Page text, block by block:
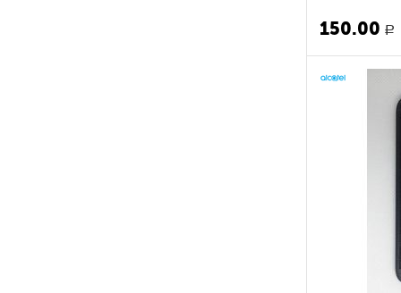
150.00 Р